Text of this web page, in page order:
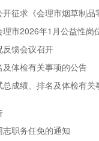
征求《会理市烟草制品
市2026年1月公益性岗
馈会议召开
体检有关事项的公告
成绩、排名及体检有关
职务任免的通知